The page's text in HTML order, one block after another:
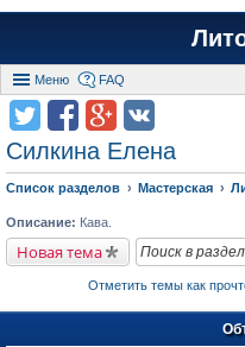
Меню FAQ
Силкина Елена
Список разделов Мастерская
Описание: Кава.
Новая тема
Отметить темы как